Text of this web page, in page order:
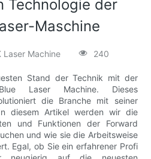
der
Maschine
Laser Machine 240
Stand der Technik mit der
Laser Machine. Dieses
die Branche mit seiner
diesem Artikel werden wir die
und Funktionen der Forward
und wie sie die Arbeitsweise
Egal, ob Sie ein erfahrener Profi